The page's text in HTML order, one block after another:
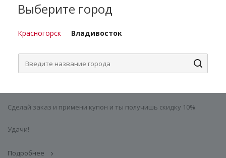
Купон на скидку при регистрации
13 августа 2022
Сделай заказ и примени купон и ты получишь скидку 10%
Удачи!
Подробнее
Выберите город
Красногорск Владивосток